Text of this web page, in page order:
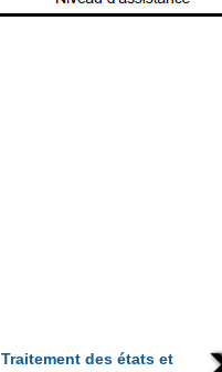
Traitement des états et